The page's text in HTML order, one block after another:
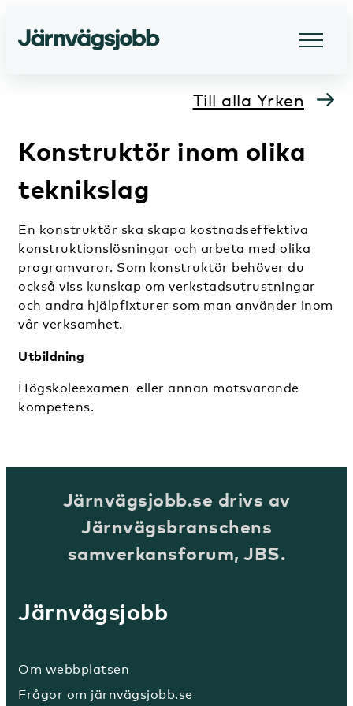
Till alla Yrken
Konstruktör inom olika
teknikslag
En konstruktör ska skapa kostnadseffektiva
konstruktionslösningar och arbeta med olika
programvaror. Som konstruktör behöver du
också viss kunskap om verkstadsutrustningar
och andra hjälpfixturer som man använder inom
vår verksamhet.
Utbildning
Högskoleexamen eller annan motsvarande
kompetens.
Järnvägsjobb.se drivs av
Järnvägsbranschens
samverkansforum, JBS.
Järnvägsjobb
Om webbplatsen
Frågor om järnvägsjobb.se